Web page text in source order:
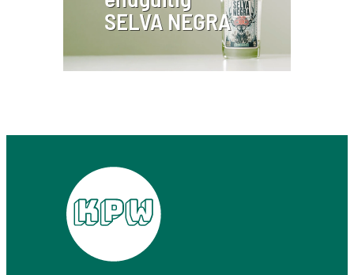
SELVA NEGRA